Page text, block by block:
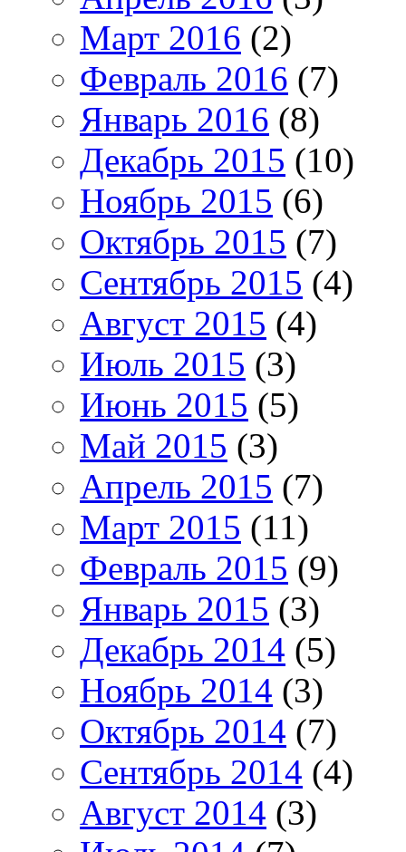
Март 2016 (2)
Февраль 2016 (7)
Январь 2016 (8)
Декабрь 2015 (10)
Ноябрь 2015 (6)
Октябрь 2015 (7)
Сентябрь 2015 (4)
Август 2015 (4)
Июль 2015 (3)
Июнь 2015 (5)
Май 2015 (3)
Апрель 2015 (7)
Март 2015 (11)
Февраль 2015 (9)
Январь 2015 (3)
Декабрь 2014 (5)
Ноябрь 2014 (3)
Октябрь 2014 (7)
Сентябрь 2014 (4)
Август 2014 (3)